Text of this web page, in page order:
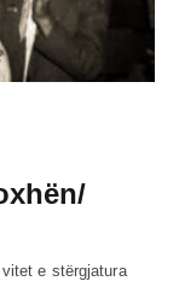
vitet e stërgjatura